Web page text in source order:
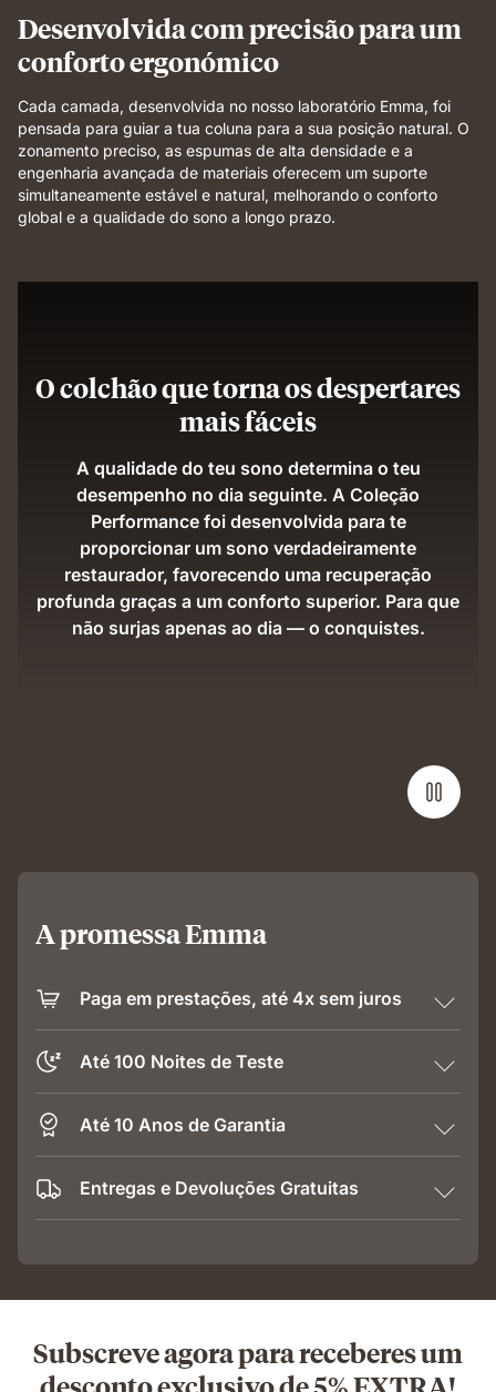
support.
Desenvolvida com precisão para um
conforto ergonómico
Cada camada, desenvolvida no nosso laboratório Emma, foi
pensada para guiar a tua coluna para a sua posição natural. O
zonamento preciso, as espumas de alta densidade e a
engenharia avançada de materiais oferecem um suporte
simultaneamente estável e natural, melhorando o conforto
global e a qualidade do sono a longo prazo.
O colchão que torna os despertares
mais fáceis
A qualidade do teu sono determina o teu
desempenho no dia seguinte. A Coleção
Performance foi desenvolvida para te
proporcionar um sono verdadeiramente
restaurador, favorecendo uma recuperação
profunda graças a um conforto superior. Para que
não surjas apenas ao dia — o conquistes.
A promessa Emma
Paga em prestações, até 4x sem juros
Até 100 Noites de Teste
Até 10 Anos de Garantia
Entregas e Devoluções Gratuitas
Subscreve agora para receberes um